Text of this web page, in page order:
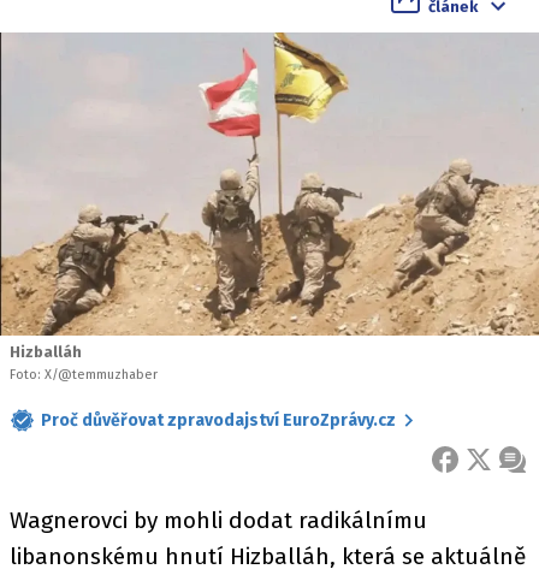
článek
Hizballáh
Foto: X/@temmuzhaber
Proč důvěřovat zpravodajství EuroZprávy.cz
FACEBOOK
X
Wagnerovci by mohli dodat radikálnímu
libanonskému hnutí Hizballáh, která se aktuálně